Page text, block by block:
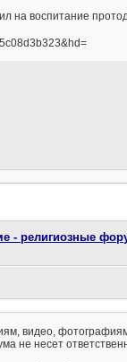
на воспитание
- религиозные
видео,
не несет